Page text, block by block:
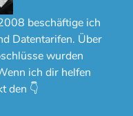
beschäftige ich
Datentarifen. Über
wurden
ich dir helfen
den 👇